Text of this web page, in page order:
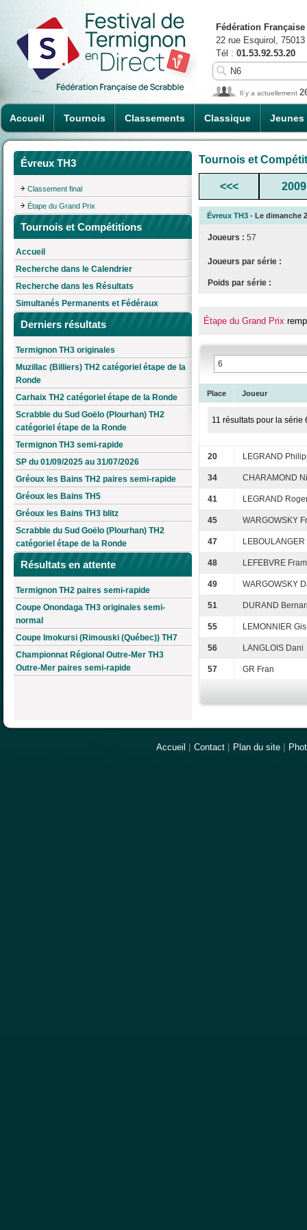
Accueil Tournois Classements Classique Jeunes
Fédération
22 rue Esquirol,
Tél : 01.53.92.53.20
Il y a actuellement
Évreux TH3
Classement final
Étape du Grand Prix
Tournois et Compétitions
Accueil
Recherche dans le Calendrier
Recherche dans les Résultats
Simultanés Permanents et Fédéraux
Derniers résultats
Termignon TH3 originales
Muzillac (Billiers) TH2 catégoriel étape de la
Ronde
Carhaix TH2 catégoriel étape de la Ronde
Scrabble du Sud Goëlo (Plourhan) TH2
catégoriel étape de la Ronde
Termignon TH3 semi-rapide
SP du 01/09/2025 au 31/07/2026
Gréoux les Bains TH2 paires semi-rapide
Gréoux les Bains TH5
Gréoux les Bains TH3 blitz
Scrabble du Sud Goëlo (Plourhan) TH2
catégoriel étape de la Ronde
Résultats en attente
Termignon TH2 paires semi-rapide
Coupe Onondaga TH3 originales semi-
normal
Coupe Imokursi (Rimouski (Québec)) TH7
Championnat Régional Outre-Mer TH3
Outre-Mer paires semi-rapide
Tournois et
<<< 2009
Évreux TH3 - Le dimanche
Joueurs : 57
Joueurs par série :
Poids par série :
Étape du Grand Prix
Place Joueur
11 résultats pour la série
20 LEGRAND
34 CHARAMOND
41 LEGRAND
45 WARGOWSKY
47 LEBOULANGER
48 LEFEBVRE
49 WARGOWSKY
51 DURAND
55 LEMONNIER Gis
56 LANGLOIS Dani
57 GR Fran
Accueil Contact Plan du site